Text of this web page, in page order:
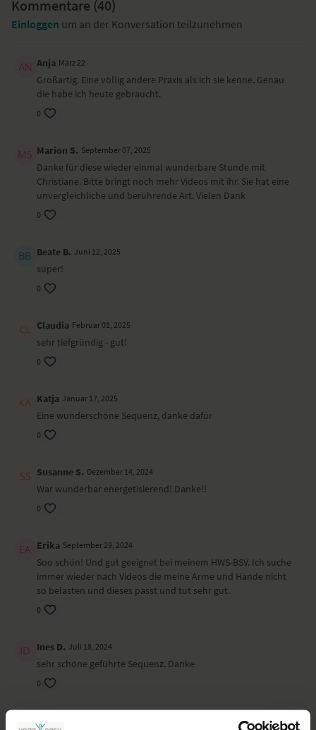
Diese Praxis ist auch für dich geeignet, wenn du aktuell deine
Handgelenke nicht belasten kannst.
Armkreise in Rückenlage
dynamischer liegender Twist
Haltung von Sarasvati
dynmaische Kobra-Variationen – Bhujangasana
Kindhaltung – Balasana
Ort und Ausstattung
Dieses Video ist eine Aufzeichnung einer unserer Live-Klassen, daher
Kommentare (40)
Einloggen um an der Konversation teilzunehmen
Anja März 22
Großartig. Eine völlig andere Praxis als ich sie kenne. Genau
die habe ich heute gebraucht.
0
Marion S. September 07, 2025
Danke für diese wieder einmal wunderbare Stunde mit
Christiane. Bitte bringt noch mehr Videos mit ihr. Sie hat eine
unvergleichliche und berührende Art. Vielen Dank
0
Beate B. Juni 12, 2025
super!
0
Claudia Februar 01, 2025
sehr tiefgründig - gut!
0
Katja Januar 17, 2025
Eine wunderschöne Sequenz, danke dafür
0
Susanne S. Dezember 14, 2024
War wunderbar energetisierend! Danke!!
0
Erika September 29, 2024
Soo schön! Und gut geeignet bei meinem HWS-BSV. Ich suche
immer wieder nach Videos die meine Arme und Hände nicht
so belasten und dieses passt und tut sehr gut.
0
Ines D. Juli 18, 2024
sehr schöne geführte Sequenz. Danke
0